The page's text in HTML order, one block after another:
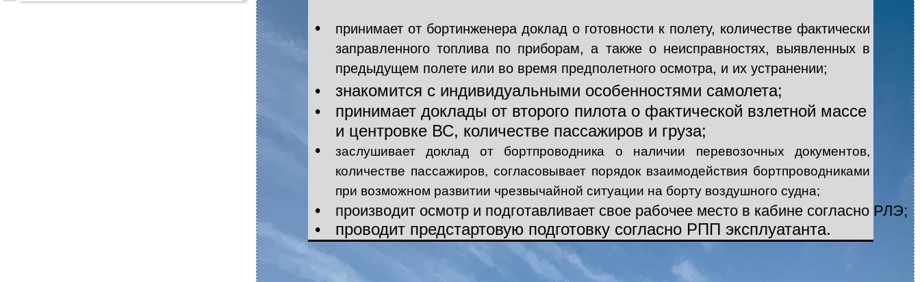
•
принимает от бортинженера доклад о готовности к полету, количестве фактически
заправленного топлива по приборам, а также о неисправностях, выявленных в
предыдущем полете или во время предполетного осмотра, и их устранении;
•
знакомится с индивидуальными особенностями самолета;
•
принимает доклады от второго пилота о фактической взлетной массе
и центровке ВС, количестве пассажиров и груза;
•
заслушивает доклад от бортпроводника о наличии перевозочных документов,
количестве пассажиров, согласовывает порядок взаимодействия бортпроводниками
при возможном развитии чрезвычайной ситуации на борту воздушного судна;
• производит осмотр и подготавливает свое рабочее место в кабине согласно РЛЭ;
• проводит предстартовую подготовку согласно РПП эксплуатанта.